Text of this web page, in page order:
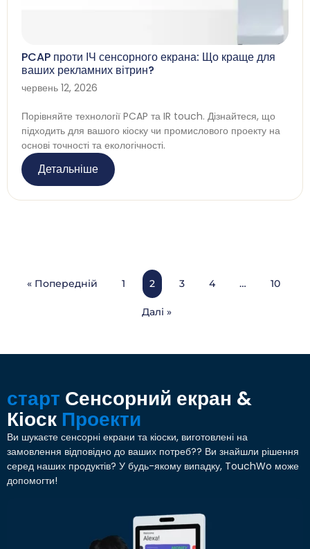
PCAP проти ІЧ сенсорного екрана: Що краще для
ваших рекламних вітрин?
червень 12, 2026
Порівняйте технології PCAP та IR touch. Дізнайтеся, що
підходить для вашого кіоску чи промислового проекту на
основі точності та екологічності.
Детальніше
« Попередній 1 2 3 4 … 10
Далі »
старт Сенсорний екран &
Кіоск Проекти
Ви шукаєте сенсорні екрани та кіоски, виготовлені на
замовлення відповідно до ваших потреб?? Ви знайшли рішення
серед наших продуктів? У будь-якому випадку, TouchWo може
допомогти!